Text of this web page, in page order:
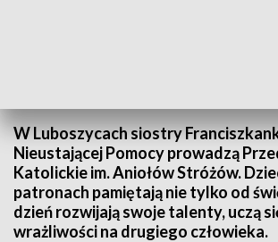
W Luboszycach siostry
Nieustającej Pomocy prowadzą
Katolickie im. Aniołów Stróżów.
patronach pamiętają nie tylko od
dzień rozwijają swoje talenty, uczą
wrażliwości na drugiego człowieka.